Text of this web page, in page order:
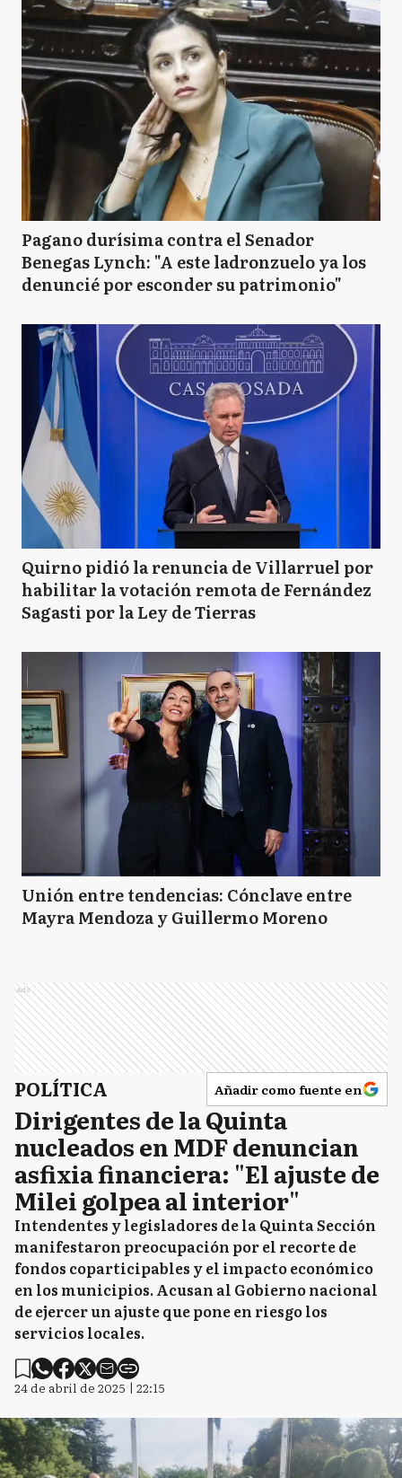
Pagano durísima contra el Senador
Benegas Lynch: "A este ladronzuelo ya los
denuncié por esconder su patrimonio"
Quirno pidió la renuncia de Villarruel por
habilitar la votación remota de Fernández
Sagasti por la Ley de Tierras
Unión entre tendencias: Cónclave entre
Mayra Mendoza y Guillermo Moreno
Ads
POLÍTICA Añadir como fuente en
Dirigentes de la Quinta
nucleados en MDF denuncian
asfixia financiera: "El ajuste de
Milei golpea al interior"
Intendentes y legisladores de la Quinta Sección
manifestaron preocupación por el recorte de
fondos coparticipables y el impacto económico
en los municipios. Acusan al Gobierno nacional
de ejercer un ajuste que pone en riesgo los
servicios locales.
24 de abril de 2025 | 22:15